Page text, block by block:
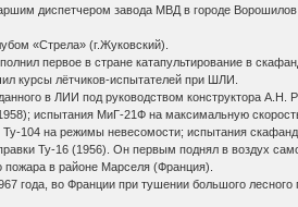
диспетчером завода МВД в городе
«Стрела» (г.Жуковский).
первое в стране катапультирование в
курсы лётчиков-испытателей при ШЛИ.
в ЛИИ под руководством конструктора
испытания МиГ-21Ф на максимальную
104 на режимы невесомости; испытания
Ту-16 (1956). Он первым поднял в воздух
в районе Марселя (Франция).
года, во Франции при тушении большого